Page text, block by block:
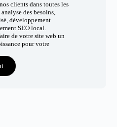
clients dans toutes les
des besoins,
développement
SEO local.
de votre site web un
pour votre